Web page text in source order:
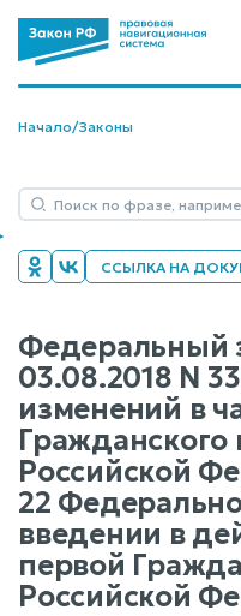
Начало/Законы
ССЫЛКА НА
Федеральный
03.08.2018 N
изменений в
Гражданского
Российской
22
введении в
первой
Российской